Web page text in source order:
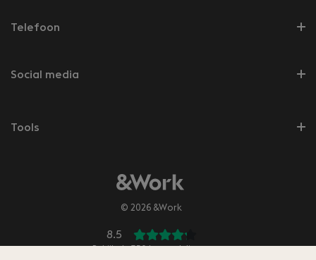
Telefoon
Social media
Tools
© 2026 &Work
8.5